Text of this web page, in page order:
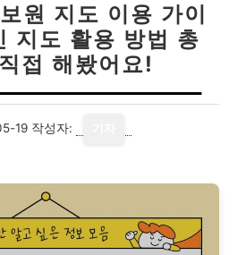
원 지도 이용 가이
지도 활용 방법 총
접 해봤어요!
19 작성자: